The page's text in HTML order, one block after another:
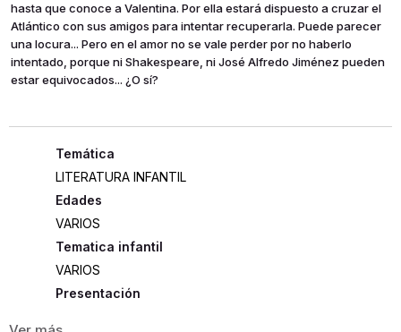
hasta que conoce a Valentina. Por ella estará dispuesto a cruzar el
Atlántico con sus amigos para intentar recuperarla. Puede parecer
una locura... Pero en el amor no se vale perder por no haberlo
intentado, porque ni Shakespeare, ni José Alfredo Jiménez pueden
estar equivocados... ¿O sí?
LITERATURA INFANTIL
Edades
VARIOS
Tematica infantil
VARIOS
Presentación